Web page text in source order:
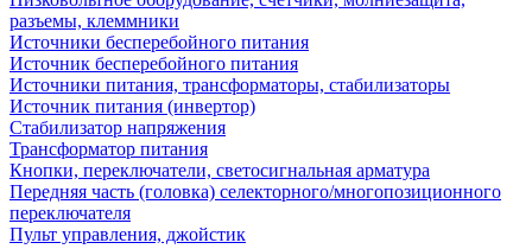
разъемы, клеммники
Источники бесперебойного питания
Источник бесперебойного питания
Источники питания, трансформаторы, стабилизаторы
Источник питания (инвертор)
Стабилизатор напряжения
Трансформатор питания
Кнопки, переключатели, светосигнальная арматура
Передняя часть (головка) селекторного/многопозиционного
переключателя
Пульт управления, джойстик